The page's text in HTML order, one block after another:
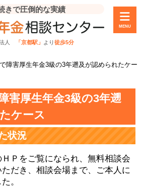
きで圧倒的な実績
法人 「京都駅」 より徒歩5分
MENU
障害厚生年金3級の3年遡及が認められたケー
害厚生年金3級の3年遡
ケース
状況
Ｐをご覧になられ、無料相談会
だき、相談会場まで、ご本人に
。